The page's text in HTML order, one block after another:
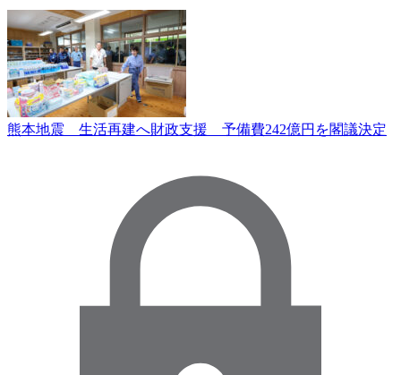
熊本地震 生活再建へ財政支援 予備費242億円を閣議決定